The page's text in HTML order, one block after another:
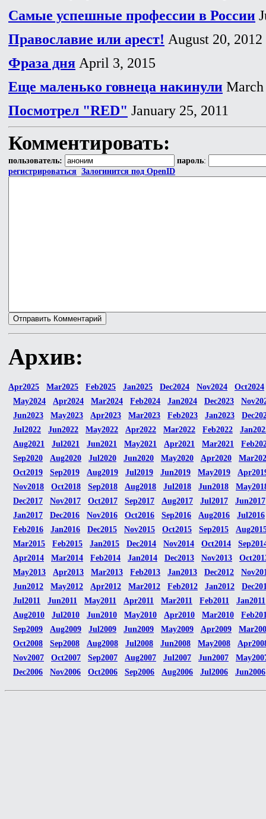
Самые успешные профессии в России
Православие или арест! August 20, 2012
Фраза дня April 3, 2015
Еще маленько говнеца накинули March
Посмотрел "RED" January 25, 2011
Комментировать:
пользователь: пароль:
регистрироваться Залогинится под OpenID
Архив:
Apr2025 Mar2025 Feb2025 Jan2025 Dec2024 Nov2024
Oct2024
May2024
Apr2024 Mar2024 Feb2024 Jan2024 Dec2023
Jun2023
May2023 Apr2023 Mar2023 Feb2023 Jan2023
Jul2022
Jun2022 May2022 Apr2022 Mar2022 Feb2022
Aug2021
Jul2021 Jun2021 May2021 Apr2021 Mar2021
Sep2020
Aug2020 Jul2020 Jun2020 May2020 Apr2020
Oct2019
Sep2019 Aug2019 Jul2019 Jun2019 May2019
Nov2018
Oct2018 Sep2018 Aug2018 Jul2018 Jun2018
Dec2017
Nov2017 Oct2017 Sep2017 Aug2017 Jul2017
Jun2017
Jan2017
Dec2016 Nov2016 Oct2016 Sep2016 Aug2016
Jul2016
Feb2016
Jan2016 Dec2015 Nov2015 Oct2015 Sep2015
Mar2015
Feb2015 Jan2015 Dec2014 Nov2014 Oct2014
Apr2014
Mar2014 Feb2014 Jan2014 Dec2013 Nov2013
May2013
Apr2013 Mar2013 Feb2013 Jan2013 Dec2012
Jun2012
May2012 Apr2012 Mar2012 Feb2012 Jan2012
Jul2011
Jun2011 May2011 Apr2011 Mar2011 Feb2011
Jan2011
Aug2010
Jul2010 Jun2010 May2010 Apr2010 Mar2010
Sep2009
Aug2009 Jul2009 Jun2009 May2009 Apr2009
Oct2008
Sep2008 Aug2008 Jul2008 Jun2008 May2008
Nov2007
Oct2007 Sep2007 Aug2007 Jul2007 Jun2007
Dec2006
Nov2006 Oct2006 Sep2006 Aug2006 Jul2006 Jun2006